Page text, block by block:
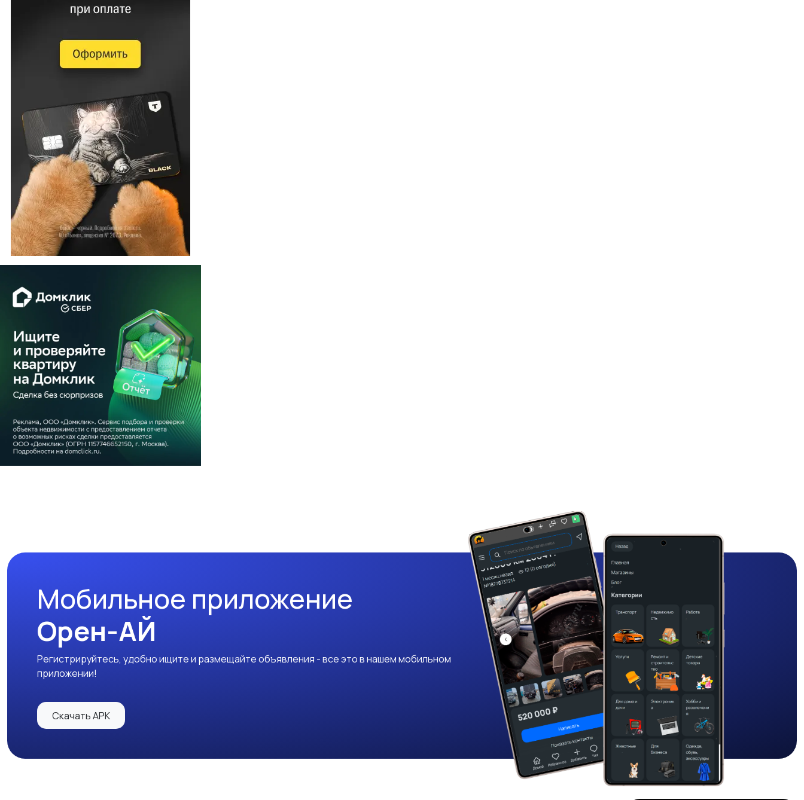
Мобильное приложение
Орен-АЙ
Регистрируйтесь, удобно ищите и размещайте объявления - все это в нашем мобильном
приложении!
Скачать APK